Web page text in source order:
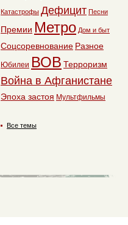
Катастрофы Дефицит Песни
Премии Метро Дом и быт
Соцсоревнование Разное
Юбилеи ВОВ Терроризм
Война в Афганистане
Эпоха застоя Мультфильмы
Все темы